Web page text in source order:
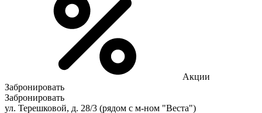
Акции
Забронировать
Забронировать
ул. Терешковой, д. 28/3 (рядом с м-ном "Веста")